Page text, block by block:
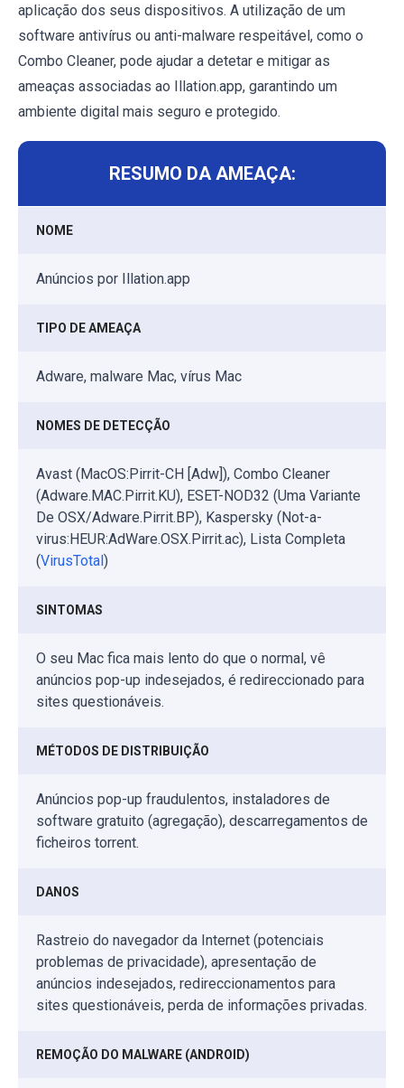
aplicação dos seus dispositivos. A utilização de um
software antivírus ou anti-malware respeitável, como o
Combo Cleaner, pode ajudar a detetar e mitigar as
ameaças associadas ao Illation.app, garantindo um
ambiente digital mais seguro e protegido.
RESUMO DA AMEAÇA:
NOME
Anúncios por Illation.app
TIPO DE AMEAÇA
Adware, malware Mac, vírus Mac
NOMES DE DETECÇÃO
Avast (MacOS:Pirrit-CH [Adw]), Combo Cleaner
(Adware.MAC.Pirrit.KU), ESET-NOD32 (Uma Variante
De OSX/Adware.Pirrit.BP), Kaspersky (Not-a-
virus:HEUR:AdWare.OSX.Pirrit.ac), Lista Completa
(VirusTotal)
SINTOMAS
O seu Mac fica mais lento do que o normal, vê
anúncios pop-up indesejados, é redireccionado para
sites questionáveis.
MÉTODOS DE DISTRIBUIÇÃO
Anúncios pop-up fraudulentos, instaladores de
software gratuito (agregação), descarregamentos de
ficheiros torrent.
DANOS
Rastreio do navegador da Internet (potenciais
problemas de privacidade), apresentação de
anúncios indesejados, redireccionamentos para
sites questionáveis, perda de informações privadas.
REMOÇÃO DO MALWARE (ANDROID)